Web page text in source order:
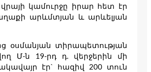
կամուրջը իրար հետ էր
արևմտյան և արևելյան
օսմանյան տիրապետության
Մ-ն 19-րդ դ. վերջերին մի
էր` հազիվ 200 տուն